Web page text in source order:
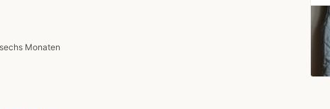
Monaten